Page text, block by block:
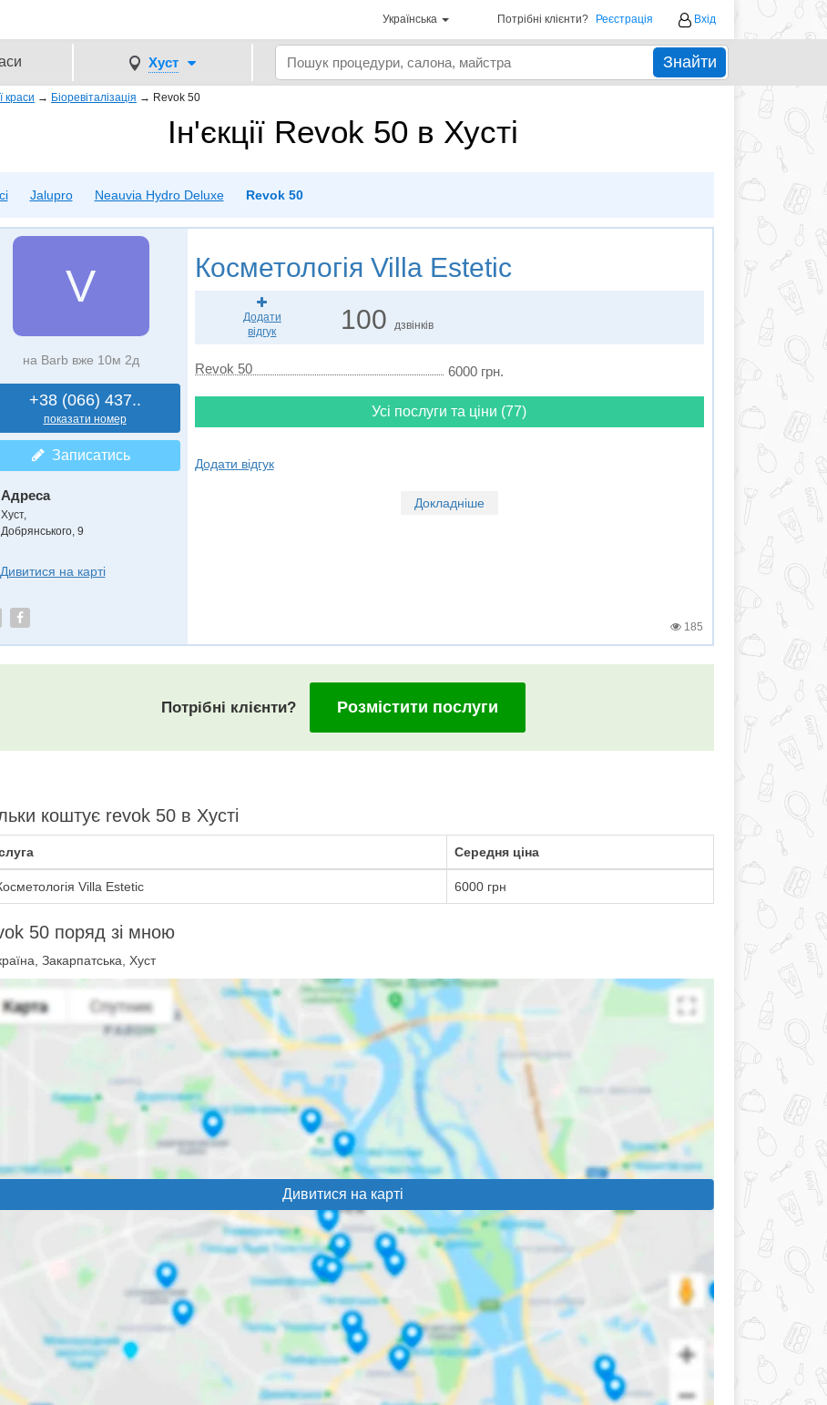
Українська Потрібні клієнти? Реєстрація Вхід
Хуст Знайти
краси → Біоревіталізація → Revok 50
Ін'єкції Revok 50 в Хусті
Jalupro Neauvia Hydro Deluxe Revok 50
V
на Barb вже 10м 2д
+38 (066) 437..
показати номер
Записатись
Адреса
Хуст,
Добрянського, 9
Дивитися на карті
Косметологія Villa Estetic
Додати
відгук
100 дзвінків
Revok 50 6000 грн.
Усі послуги та ціни (77)
Додати відгук
Докладніше
185
Потрібні клієнти? Розмістити послуги
коштує revok 50 в Хусті
Середня ціна
Villa Estetic 6000 грн
50 поряд зі мною
Закарпатська, Хуст
Дивитися на карті